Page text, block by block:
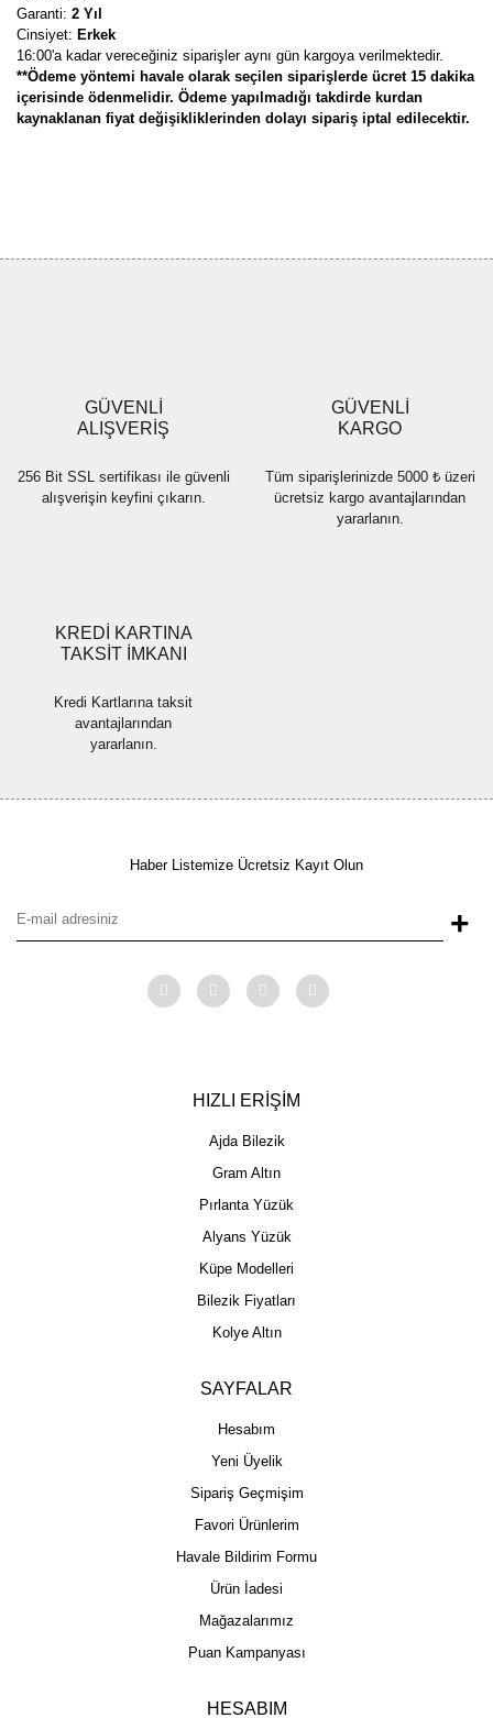
Garanti: 2 Yıl
Cinsiyet: Erkek
16:00'a kadar vereceğiniz siparişler aynı gün kargoya verilmektedir.
**Ödeme yöntemi havale olarak seçilen siparişlerde ücret 15 dakika
içerisinde ödenmelidir. Ödeme yapılmadığı takdirde kurdan
kaynaklanan fiyat değişikliklerinden dolayı sipariş iptal edilecektir.
Ürün fiyatı diğer sitelerden daha pahalı.
Bu ürüne benzer farklı alternatifler olmalı.
GÜVENLİ
ALIŞVERİŞ
256 Bit SSL sertifikası ile güvenli
alışverişin keyfini çıkarın.
GÜVENLİ
KARGO
Tüm siparişlerinizde 5000 ₺ üzeri
ücretsiz kargo avantajlarından
yararlanın.
KREDİ KARTINA
TAKSİT İMKANI
Kredi Kartlarına taksit
avantajlarından
yararlanın.
Haber Listemize Ücretsiz Kayıt Olun
+
HIZLI ERİŞİM
Ajda Bilezik
Gram Altın
Pırlanta Yüzük
Alyans Yüzük
Küpe Modelleri
Bilezik Fiyatları
Kolye Altın
SAYFALAR
Hesabım
Yeni Üyelik
Sipariş Geçmişim
Favori Ürünlerim
Havale Bildirim Formu
Ürün İadesi
Mağazalarımız
Puan Kampanyası
HESABIM